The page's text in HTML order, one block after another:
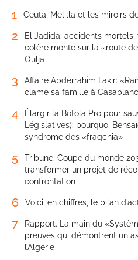
1 Ceuta, Melilla et les miroirs
2
El Jadida: accidents
colère monte sur la «route
Oulja
3
Affaire Abderrahim Fakir:
clame sa famille à
4
Élargir la Botola Pro pour
Législatives): pourquoi
syndrome des «fraqchia»
5
Tribune. Coupe du monde
transformer un projet de
confrontation
6 Voici, en chiffres, le bilan
7
Rapport. La main du
preuves qui démontrent un
l’Algérie